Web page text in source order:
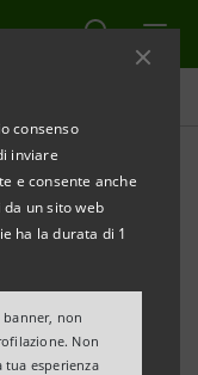
consenso
inviare
e consente anche
un sito web
ha la durata di 1
non
Non
tua esperienza
di